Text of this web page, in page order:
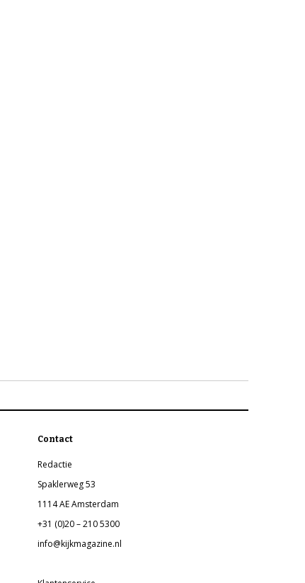
Contact
Redactie
Spaklerweg 53
1114 AE Amsterdam
+31 (0)20 – 210 5300
info@kijkmagazine.nl